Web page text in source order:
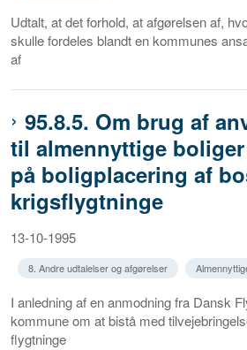
Udtalt, at det forhold, at afgørelsen af,
skulle fordeles blandt en kommunes
af
95.8.5. Om brug af
til almennyttige
på boligplacering af
krigsflygtninge
13-10-1995
8. Andre udtalelser og afgørelser
I anledning af en anmodning fra Dansk
kommune om at bistå med
flygtninge